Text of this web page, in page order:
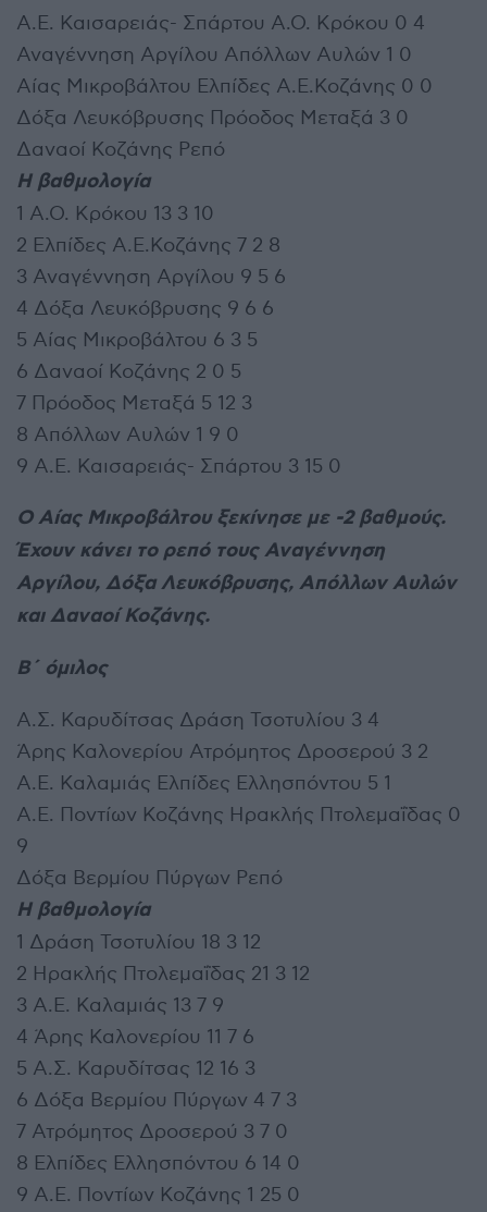
Α.Ε. Καισαρειάς- Σπάρτου Α.Ο. Κρόκου 0 4
Αναγέννηση Αργίλου Απόλλων Αυλών 1 0
Αίας Μικροβάλτου Ελπίδες Α.Ε.Κοζάνης 0 0
Δόξα Λευκόβρυσης Πρόοδος Μεταξά 3 0
Δαναοί Κοζάνης Ρεπό
Η βαθμολογία
1 Α.Ο. Κρόκου 13 3 10
2 Ελπίδες Α.Ε.Κοζάνης 7 2 8
3 Αναγέννηση Αργίλου 9 5 6
4 Δόξα Λευκόβρυσης 9 6 6
5 Αίας Μικροβάλτου 6 3 5
6 Δαναοί Κοζάνης 2 0 5
7 Πρόοδος Μεταξά 5 12 3
8 Απόλλων Αυλών 1 9 0
9 Α.Ε. Καισαρειάς- Σπάρτου 3 15 0
Ο Αίας Μικροβάλτου ξεκίνησε με -2 βαθμούς.
Έχουν κάνει το ρεπό τους Αναγέννηση
Αργίλου, Δόξα Λευκόβρυσης, Απόλλων Αυλών
και Δαναοί Κοζάνης.
Β΄ όμιλος
Α.Σ. Καρυδίτσας Δράση Τσοτυλίου 3 4
Άρης Καλονερίου Ατρόμητος Δροσερού 3 2
Α.Ε. Καλαμιάς Ελπίδες Ελλησπόντου 5 1
Α.Ε. Ποντίων Κοζάνης Ηρακλής Πτολεμαΐδας 0
9
Δόξα Βερμίου Πύργων Ρεπό
Η βαθμολογία
1 Δράση Τσοτυλίου 18 3 12
2 Ηρακλής Πτολεμαΐδας 21 3 12
3 Α.Ε. Καλαμιάς 13 7 9
4 Άρης Καλονερίου 11 7 6
5 Α.Σ. Καρυδίτσας 12 16 3
6 Δόξα Βερμίου Πύργων 4 7 3
7 Ατρόμητος Δροσερού 3 7 0
8 Ελπίδες Ελλησπόντου 6 14 0
9 Α.Ε. Ποντίων Κοζάνης 1 25 0